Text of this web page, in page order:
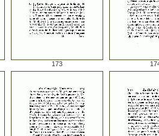
173